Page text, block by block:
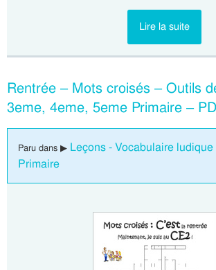
Lire la suite
Rentrée – Mots croisés – Outils
3eme, 4eme, 5eme Primaire –
Paru dans ▶ Leçons - Vocabulaire ludique
Primaire